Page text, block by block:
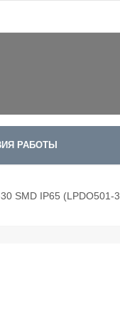
8340
РАБОТЫ
SMD IP65 (LPDO501-